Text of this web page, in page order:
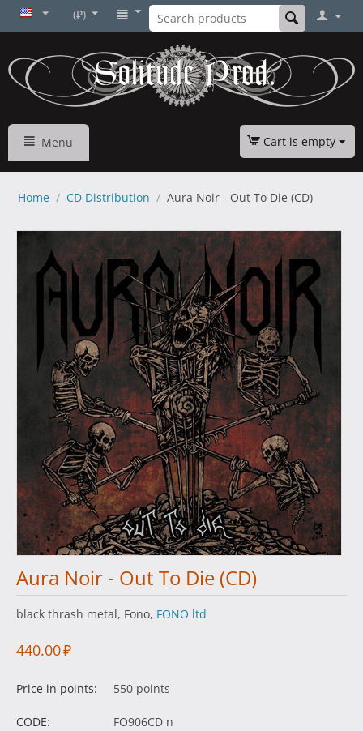
(₽)
Menu Cart is empty
Home / CD Distribution / Aura Noir - Out To Die (CD)
Aura Noir - Out To Die (CD)
black thrash metal, Fono, FONO ltd
440.00₽
Price in points: 550 points
CODE:
FO906CD n